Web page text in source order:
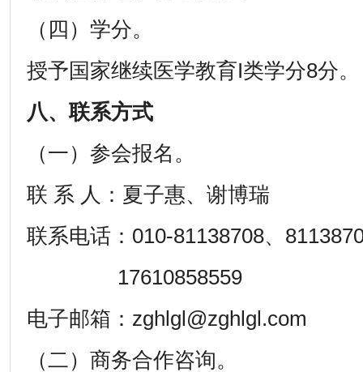
（四）学分。
授予国家继续医学教育I类学分8分。
八、联系方式
（一）参会报名。
联 系 人：夏子惠、谢博瑞
联系电话：010-81138708、
17610858559
电子邮箱：zghlgl@zghlgl.com
（二）商务合作咨询。